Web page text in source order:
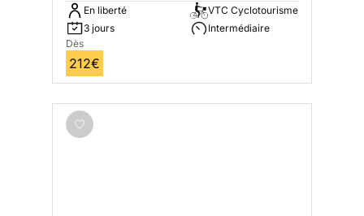
En liberté
3 jours
VTC Cyclotourisme
Intermédiaire
Dès
212€